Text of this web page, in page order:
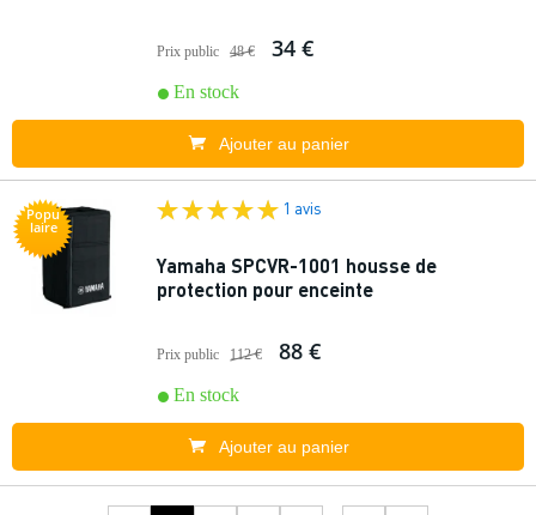
Prix public 48 € 34 €
En stock
Ajouter au panier
Popu
laire
1 avis
Yamaha SPCVR-1001 housse de
protection pour enceinte
Prix public 112 € 88 €
En stock
Ajouter au panier